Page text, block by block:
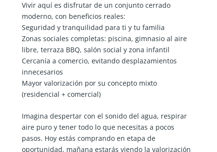
Vivir aquí es disfrutar de un conjunto cerrado
moderno, con beneficios reales:
Seguridad y tranquilidad para ti y tu familia
Zonas sociales completas: piscina, gimnasio al aire
libre, terraza BBQ, salón social y zona infantil
Cercanía a comercio, evitando desplazamientos
innecesarios
Mayor valorización por su concepto mixto
(residencial + comercial)
Imagina despertar con el sonido del agua, respirar
aire puro y tener todo lo que necesitas a pocos
pasos. Hoy estás comprando en etapa de
oportunidad, mañana estarás viendo la valorización